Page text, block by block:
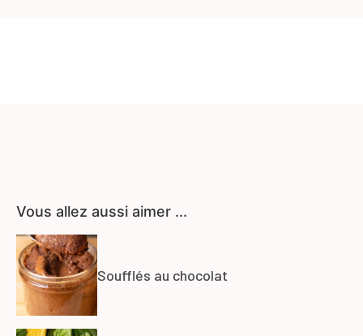
Vous allez aussi aimer ...
Soufflés au chocolat